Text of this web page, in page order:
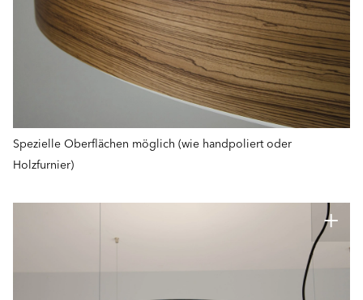
Spezielle Oberflächen möglich (wie handpoliert oder
Holzfurnier)